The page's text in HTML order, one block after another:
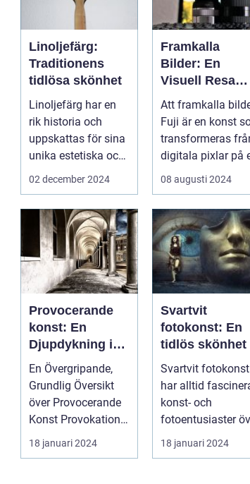
Linoljefärg:
Traditionens
tidlösa skönhet
Linoljefärg har en
rik historia och
uppskattas för sina
unika estetiska och
funktionella e...
02 december 2024
Framkalla
Bilder: En
Visuell Resa
Genom Minnen
Att framkalla
Fuji är en konst
transformeras
digitala pixlar på
08 augusti 2024
Provocerande
konst: En
Djupdykning i
Kontrovers och
Skapande
En Övergripande,
Grundlig Översikt
över Provocerande
Konst Provokation
är en central del av
konsten...
18 januari 2024
Svartvit
fotokonst: En
tidlös skönhet
Svartvit fotokonst
har alltid
konst- och
fotoentusiaster
hela världen.
form av...
18 januari 2024